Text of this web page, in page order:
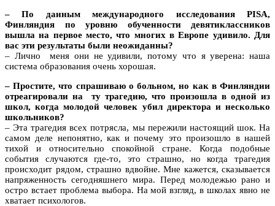
– По данным международного исследования PISA,
Финляндия по уровню обученности девятиклассников
вышла на первое место, что многих в Европе удивило. Для
вас эти результаты были неожиданны?
– Лично меня они не удивили, потому что я уверена: наша
система образования очень хорошая.
– Простите, что спрашиваю о больном, но как в Финляндии
отреагировали на ту трагедию, что произошла в одной из
школ, когда молодой человек убил директора и несколько
школьников?
– Эта трагедия всех потрясла, мы пережили настоящий шок. На
самом деле непонятно, как и почему это произошло в нашей
тихой и относительно спокойной стране. Когда подобные
события случаются где-то, это страшно, но когда трагедия
происходит рядом, страшно вдвойне. Мне кажется, сказывается
напряженность сегодняшнего мира. Перед молодежью рано и
остро встает проблема выбора. На мой взгляд, в школах явно не
хватает психологов.